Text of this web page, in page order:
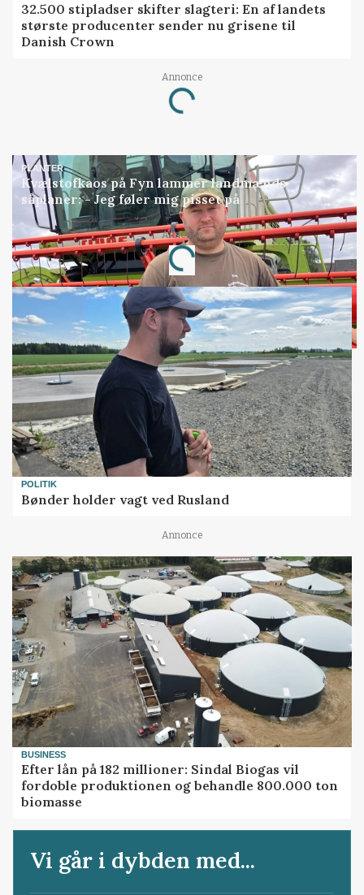
32.500 stipladser skifter slagteri: En af landets
største producenter sender nu grisene til
Danish Crown
Annonce
Loading...
PLANTER
Kvælstofkaos på Fyn lammer landmænds
såplaner: - Jeg føler mig pisset på
Annonce
Loading...
POLITIK
Bønder holder vagt ved Rusland
Annonce
BUSINESS
Efter lån på 182 millioner: Sindal Biogas vil
fordoble produktionen og behandle 800.000 ton
biomasse
Vi går i dybden med...